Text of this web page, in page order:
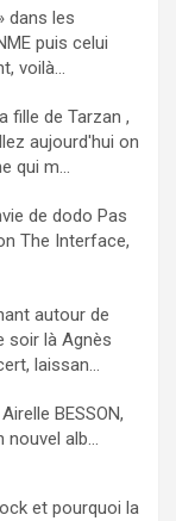
dans les
puis celui
voilà...
fille de Tarzan ,
aujourd'hui on
qui m...
de dodo Pas
The Interface,
autour de
soir là Agnès
laissan...
Airelle BESSON,
alb...
et pourquoi la